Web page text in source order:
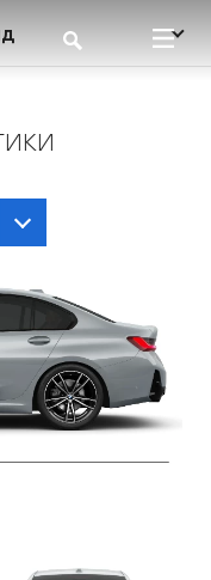
Steptronic Sport